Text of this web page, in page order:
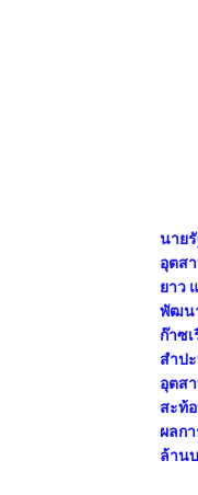
นาย
อุตส
ยาว
พัฒน
ก๊าซ
สำป
อุตส
สะท้
ผลก
ล้าน